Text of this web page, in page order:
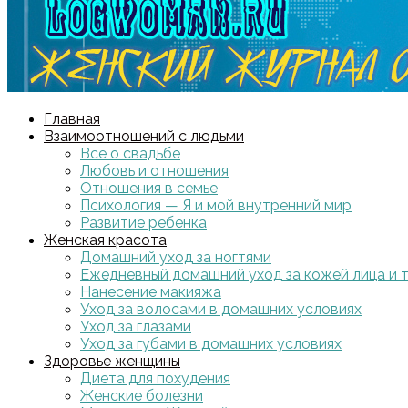
Главная
Взаимоотношений с людьми
Все о свадьбе
Любовь и отношения
Отношения в семье
Психология — Я и мой внутренний мир
Развитие ребенка
Женская красота
Домашний уход за ногтями
Ежедневный домашний уход за кожей лица и
Нанесение макияжа
Уход за волосами в домашних условиях
Уход за глазами
Уход за губами в домашних условиях
Здоровье женщины
Диета для похудения
Женские болезни